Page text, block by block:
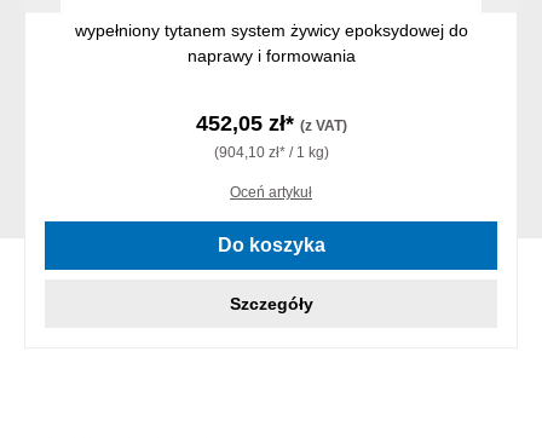
wypełniony tytanem system żywicy epoksydowej do
naprawy i formowania
452,05 zł* (z VAT)
(904,10 zł* / 1 kg)
Oceń artykuł
Do koszyka
Szczegóły